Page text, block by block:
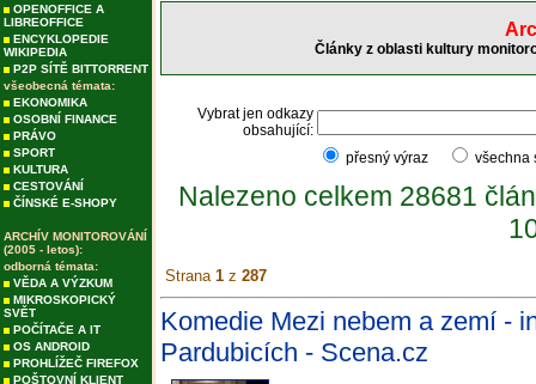
OPENOFFICE A
LIBREOFFICE
ENCYKLOPEDIE
WIKIPEDIA
P2P SÍTĚ BITTORRENT
všeobecná témata:
EKONOMIKA
OSOBNÍ FINANCE
PRÁVO
SPORT
KULTURA
CESTOVÁNÍ
ČÍNSKÉ E-SHOPY
ARCHÍV MONITOROVÁNÍ
(2005 - letos):
odborná témata:
VĚDA A VÝZKUM
MIKROSKOPICKÝ
SVĚT
POČÍTAČE A IT
OS ANDROID
PROHLÍŽEČ FIREFOX
POŠTOVNÍ KLIENT
Články z oblasti kultury
Vybrat jen odkazy
obsahující:
přesný výraz
Nalezeno celkem 28681
Strana 1 z 287
Komedie Mezi nebem a zemí -
Pardubicích - Scena.cz